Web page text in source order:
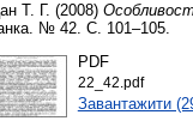
Т. Г. (2008)
№ 42. С. 101–105.
PDF
22_42.pdf
Завантажити